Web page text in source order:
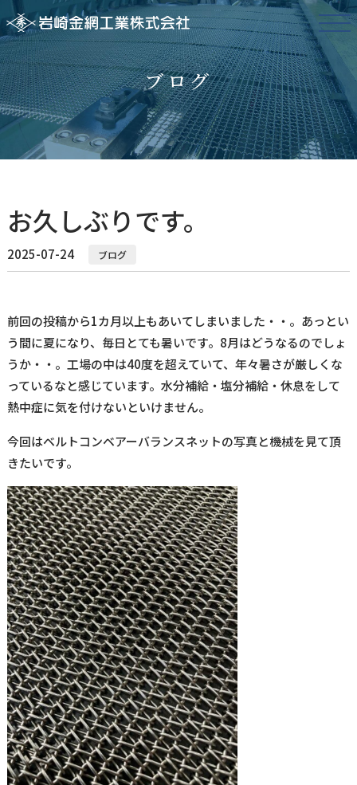
ブログ
お久しぶりです。
2025-07-24 ブログ
前回の投稿から1カ月以上もあいてしまいました・・。あっとい
う間に夏になり、毎日とても暑いです。8月はどうなるのでしょ
うか・・。工場の中は40度を超えていて、年々暑さが厳しくな
っているなと感じています。水分補給・塩分補給・休息をして
熱中症に気を付けないといけません。
今回はベルトコンベアーバランスネットの写真と機械を見て頂
きたいです。